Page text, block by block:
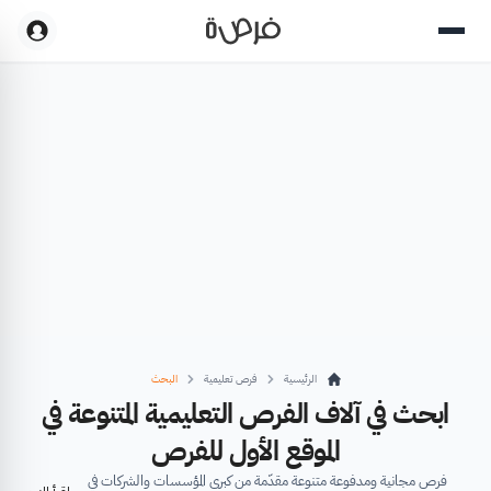
الرئيسية فرص تعليمية البحث
ابحث في آلاف الفرص التعليمية المتنوعة في
الموقع الأول للفرص
فرص مجانية ومدفوعة متنوعة مقدّمة من كبرى المؤسسات والشركات في